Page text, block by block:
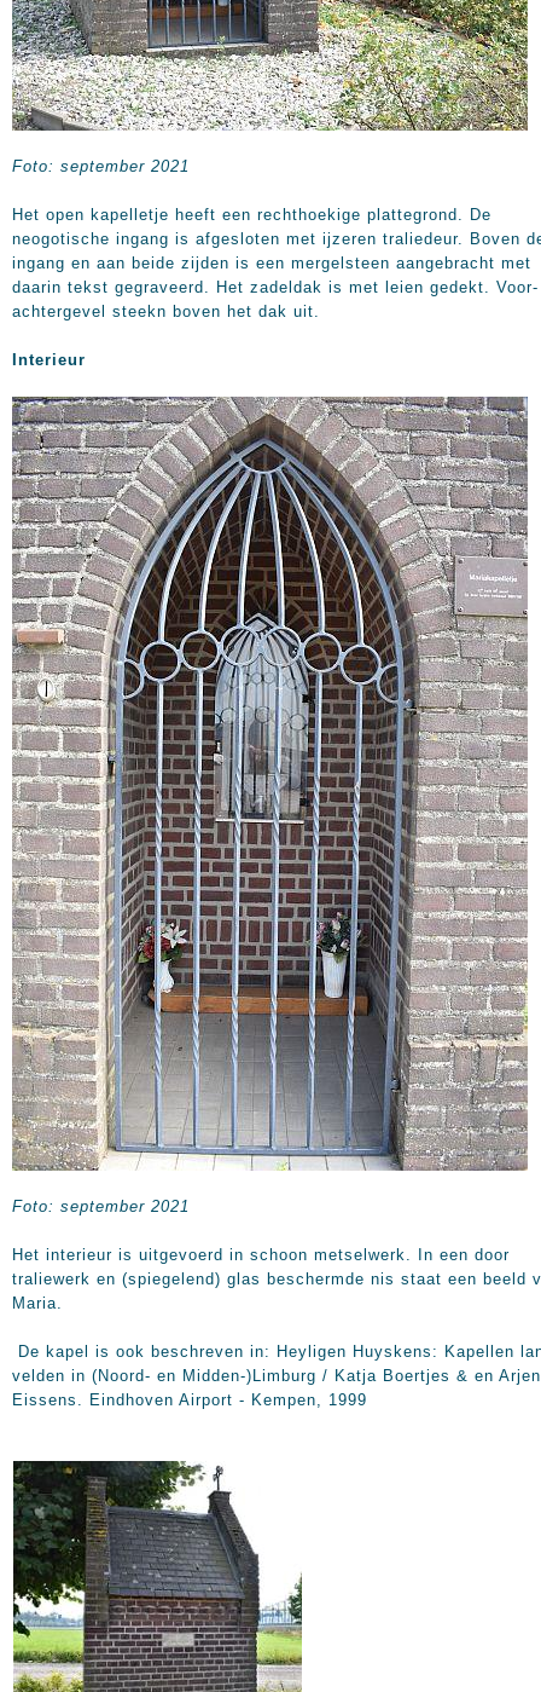
Foto: september 2021
Het open kapelletje heeft een rechthoekige plattegrond. De
neogotische ingang is afgesloten met ijzeren traliedeur. Boven
ingang en aan beide zijden is een mergelsteen aangebracht met
daarin tekst gegraveerd. Het zadeldak is met leien gedekt.
achtergevel steekn boven het dak uit.
Interieur
Foto: september 2021
Het interieur is uitgevoerd in schoon metselwerk. In een door
traliewerk en (spiegelend) glas beschermde nis staat een beeld
Maria.
De kapel is ook beschreven in: Heyligen Huyskens: Kapellen
velden in (Noord- en Midden-)Limburg / Katja Boertjes & en Arjen
Eissens. Eindhoven Airport - Kempen, 1999